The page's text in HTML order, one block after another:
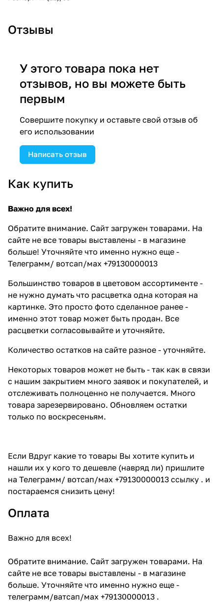
Отзывы
У этого товара пока нет
отзывов, но вы можете быть
первым
Совершите покупку и оставьте свой отзыв об
его использовании
Написать отзыв
Как купить
Важно для всех!
Обратите внимание. Сайт загружен товарами. На
сайте не все товары выставлены - в магазине
больше! Уточняйте что именно нужно еще -
Телеграмм/ вотсап/мах +79130000013
Большинство товаров в цветовом ассортименте -
не нужно думать что расцветка одна которая на
картинке. Это просто фото сделанное ранее -
именно этот товар может быть продан. Все
расцветки согласовывайте и уточняйте.
Количество остатков на сайте разное - уточняйте.
Некоторых товаров может не быть - так как в связи
с нашим закрытием много заявок и покупателей, и
отслеживать полноценно не получается. Много
товара зарезервировано. Обновляем остатки
только по воскресеньям.
Если Вдруг какие то товары Вы хотите купить и
нашли их у кого то дешевле (навряд ли) пришлите
на Телеграмм/ вотсап/мах +79130000013 ссылку . и
постараемся снизить цену!
Оплата
Важно для всех!
Обратите внимание. Сайт загружен товарами. На
сайте не все товары выставлены - в магазине
больше. Уточняйте что именно нужно еще -
телеграмм/ватсап/мах +79130000013 .